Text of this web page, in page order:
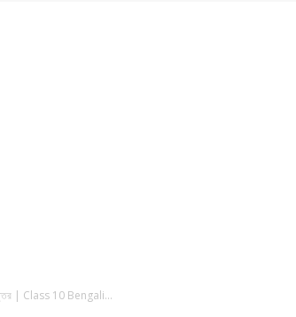
| Class 10 Bengali...